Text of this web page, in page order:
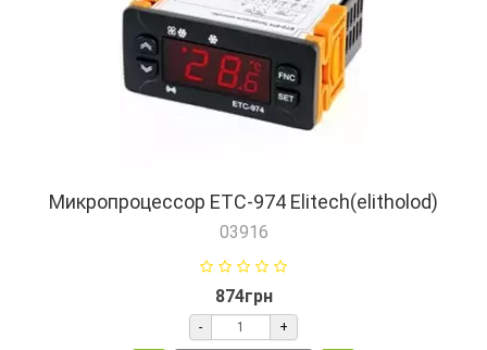
Микропроцессор ETC-974 Elitech(elitholod)
03916
874грн
- +